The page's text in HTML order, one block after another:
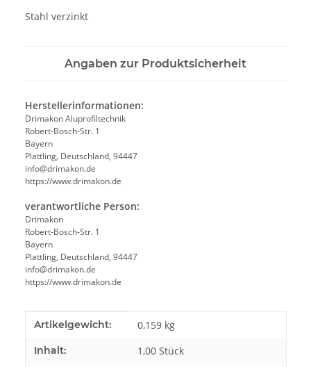
Stahl verzinkt
Angaben zur Produktsicherheit
Herstellerinformationen:
Drimakon Aluprofiltechnik
Robert-Bosch-Str. 1
Bayern
Plattling, Deutschland, 94447
info@drimakon.de
https://www.drimakon.de
verantwortliche Person:
Drimakon
Robert-Bosch-Str. 1
Bayern
Plattling, Deutschland, 94447
info@drimakon.de
https://www.drimakon.de
Produkteigenschaft
Wert
Artikelgewicht: 0,159 kg
Inhalt: 1,00 Stück